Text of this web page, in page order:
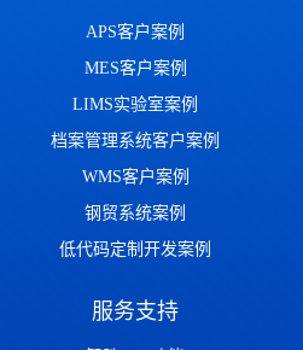
APS客户案例
MES客户案例
LIMS实验室案例
档案管理系统客户案例
WMS客户案例
钢贸系统案例
低代码定制开发案例
服务支持